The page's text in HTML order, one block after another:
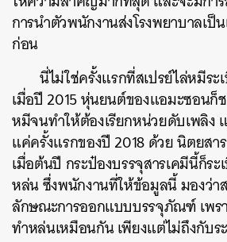
การนำตัวพนักงานส่งโรงพยาบาลเป็
ก่อน
นี่ไม่ใช่ครั้งแรกที่สเปรย์ไล่หมีร
เมื่อปี 2015 หุ่นยนต์ของแอมะซอนก็
หมีจนทำให้ต้องเรียกหน่วยดับเพลิง
แค่ครั้งแรกของปี 2018 ด้วย นิตยสา
เมื่อต้นปี กระป๋องบรรจุสารเคมีนี้ก็ร
หล่น ซึ่งพนักงานที่ให้ข้อมูลนี้ มองว่า
ลักษณะการออกแบบบรรจุภัณฑ์ เพรา
ทำหล่นเหมือนกัน เพียงแต่ไม่ถึงกับร